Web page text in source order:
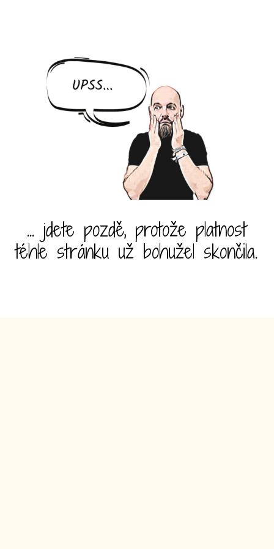
... jdete pozdě, protože platnost
téhle stránku už bohužel skončila.